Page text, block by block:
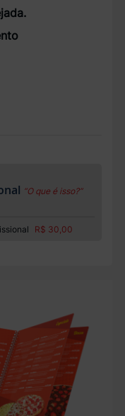
“O que é isso?”
R$ 30,00